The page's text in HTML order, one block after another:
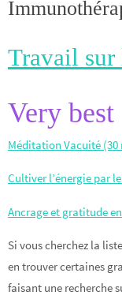
Travail sur
Very best
Méditation Vacuité (30
Cultiver l’énergie par
Ancrage et gratitude
Si vous cherchez la
en trouver certaines
faisant une recherche